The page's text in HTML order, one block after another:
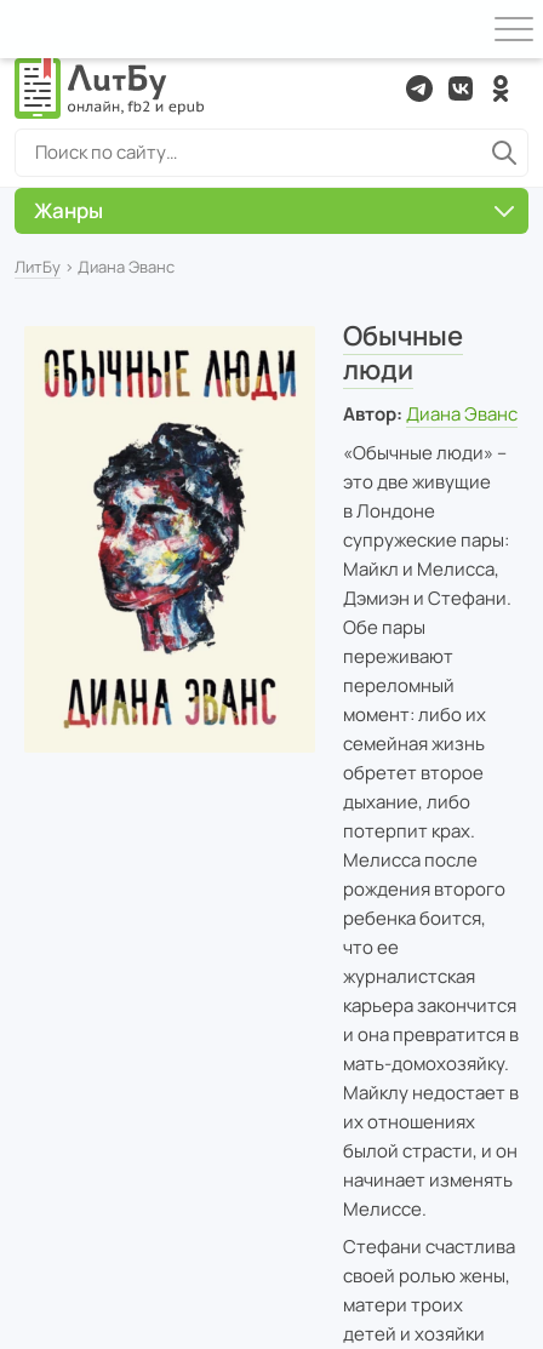
ЛитБу › Диана Эванс
Обычные
люди
Автор: Диана Эванс
«Обычные люди» –
это две живущие
в Лондоне
супружеские пары:
Майкл и Мелисса,
Дэмиэн и Стефани.
Обе пары
переживают
переломный
момент: либо их
семейная жизнь
обретет второе
дыхание, либо
потерпит крах.
Мелисса после
рождения второго
ребенка боится,
что ее
журналистская
карьера закончится
и она превратится в
мать-домохозяйку.
Майклу недостает в
их отношениях
былой страсти, и он
начинает изменять
Мелиссе.
Стефани счастлива
своей ролью жены,
матери троих
детей и хозяйки
Жанры